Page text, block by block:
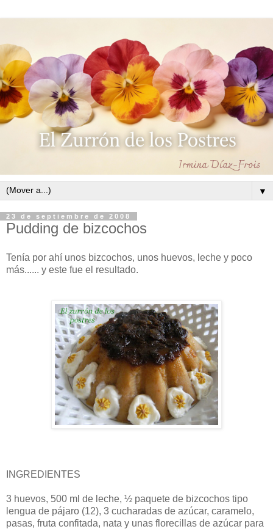
▼
23 de septiembre de 2008
Pudding de bizcochos
Tenía por ahí unos bizcochos, unos huevos, leche y poco
más...... y este fue el resultado.
INGREDIENTES
3 huevos, 500 ml de leche, ½ paquete de bizcochos tipo
lengua de pájaro (12), 3 cucharadas de azúcar, caramelo,
pasas, fruta confitada, nata y unas florecillas de azúcar para